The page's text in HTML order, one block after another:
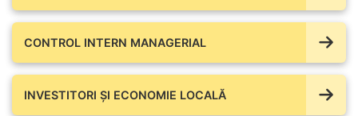
CONTROL INTERN MANAGERIAL
INVESTITORI ȘI ECONOMIE LOCALĂ